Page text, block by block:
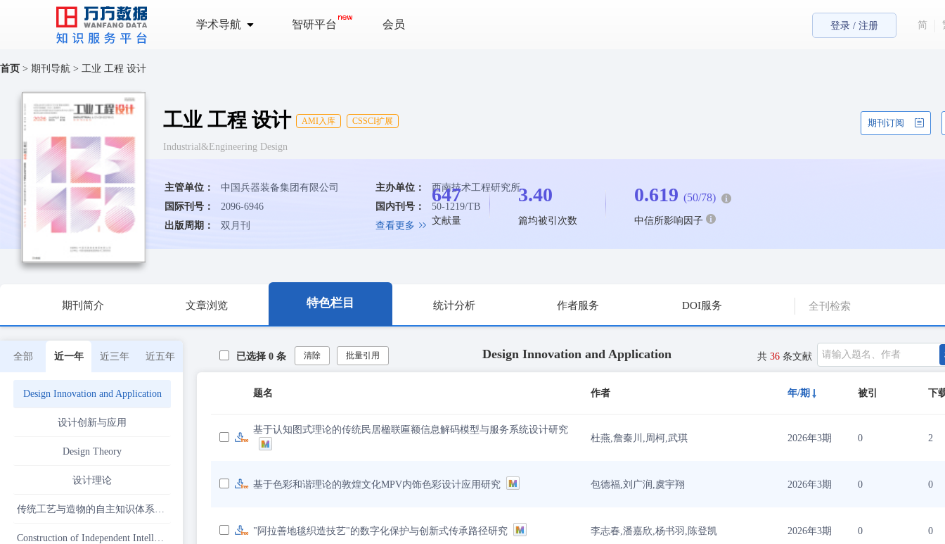
学术导航 智研平台 会员 登录 / 注册 简
首页 > 期刊导航 > 工业 工程 设计
工业 工程 设计 AMI入库 CSSCI扩展 期刊订阅
Industrial&Engineering Design
主管单位： 中国兵器装备集团有限公司 主办单位：
西南技术工程研究所
国际刊号：
2096-6946 国内刊号：
50-1219/TB
出版周期：
双月刊 查看更多
647
文献量
3.40
篇均被引次数
0.619 (50/78)
中信所影响因子
期刊简介 文章浏览 特色栏目 统计分析 作者服务 DOI服务
全部 近一年 近三年 近五年
Design Innovation and Application
设计创新与应用
Design Theory
设计理论
传统工艺与造物的自主知识体系建构
Construction of Independent Intellectual System for Traditional Craftsmanship and Creations
已选择 0 条 清除 批量引用 Design Innovation and Application 共 36 条文献
题名 作者 年/期 被引 下
基于认知图式理论的传统民居楹联匾额信息解码模型与服务系统设计研究
杜燕,詹秦川,周柯,武琪 2026年3期 0 2
基于色彩和谐理论的敦煌文化MPV内饰色彩设计应用研究 包德福,刘广润,虞宇翔 2026年3期 0 0
"阿拉善地毯织造技艺"的数字化保护与创新式传承路径研究 李志春,潘嘉欣,杨书羽,陈登凯 2026年3期 0 0